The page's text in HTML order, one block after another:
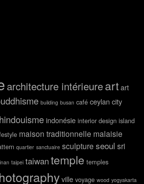
architecture intérieureartart
building busan café ceylan city
hindouisme indonésie interior design island
maison traditionnelle malaisie
quartier sanctuaire sculpture seoul sri
taipei taiwantemple temples
ville voyage wood yogyakarta